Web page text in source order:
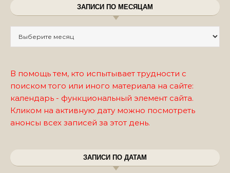
ЗАПИСИ ПО МЕСЯЦАМ
В помощь тем, кто испытывает трудности с
поиском того или иного материала на сайте:
календарь - функциональный элемент сайта.
Кликом на активную дату можно посмотреть
анонсы всех записей за этот день.
ЗАПИСИ ПО ДАТАМ